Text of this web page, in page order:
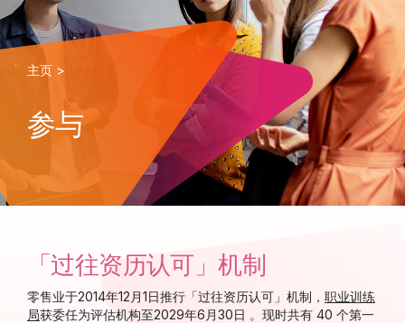
主页 >
参与
「过往资历认可」机制
零售业于2014年12月1日推行 「过往资历认可」 机制， 职业训练
局获委任为评估机构至2029年6月30日 。现时共有 40 个第一